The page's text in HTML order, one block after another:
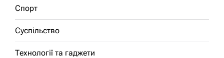
Спорт
Суспільство
Технології та гаджети